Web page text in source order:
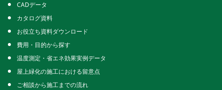
CADデータ
カタログ資料
お役立ち資料ダウンロード
費用・目的から探す
温度測定・省エネ効果実例データ
屋上緑化の施工における留意点
ご相談から施工までの流れ